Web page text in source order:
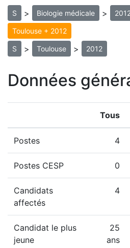
S > Biologie médicale >
Toulouse + 2012
S > Toulouse > 2012
Données
Tous
Postes 4
Postes CESP 0
Candidats
affectés
4
Candidat le plus
jeune
25
ans